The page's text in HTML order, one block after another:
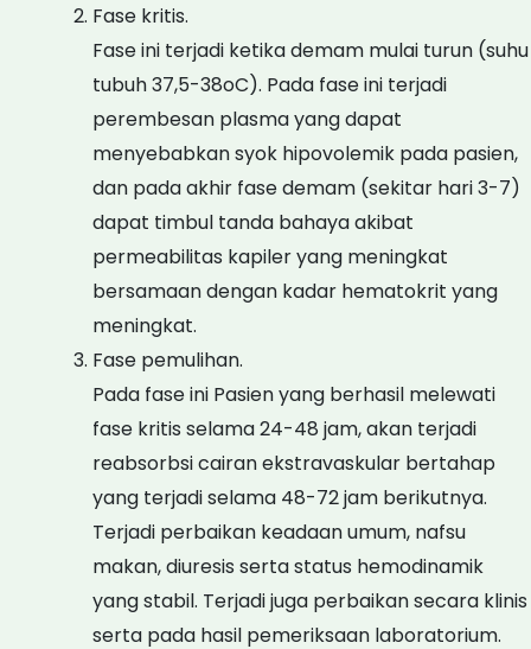
Fase kritis.
Fase ini terjadi ketika demam mulai turun (suhu
tubuh 37,5-38oC). Pada fase ini terjadi
perembesan plasma yang dapat
menyebabkan syok hipovolemik pada pasien,
dan pada akhir fase demam (sekitar hari 3-7)
dapat timbul tanda bahaya akibat
permeabilitas kapiler yang meningkat
bersamaan dengan kadar hematokrit yang
meningkat.
Fase pemulihan.
Pada fase ini Pasien yang berhasil melewati
fase kritis selama 24-48 jam, akan terjadi
reabsorbsi cairan ekstravaskular bertahap
yang terjadi selama 48-72 jam berikutnya.
Terjadi perbaikan keadaan umum, nafsu
makan, diuresis serta status hemodinamik
yang stabil. Terjadi juga perbaikan secara klinis
serta pada hasil pemeriksaan laboratorium.